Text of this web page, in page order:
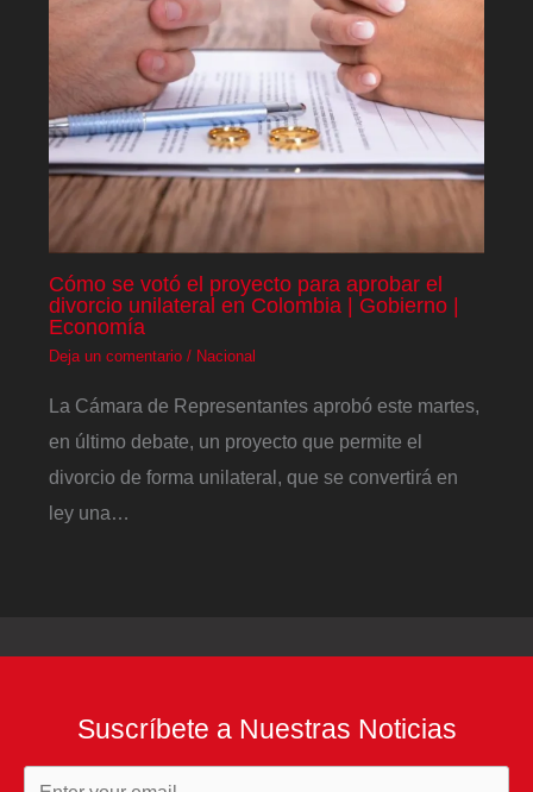
Cómo se votó el proyecto para aprobar el
divorcio unilateral en Colombia | Gobierno |
Economía
Deja un comentario / Nacional
La Cámara de Representantes aprobó este martes,
en último debate, un proyecto que permite el
divorcio de forma unilateral, que se convertirá en
ley una…
Suscríbete a Nuestras Noticias